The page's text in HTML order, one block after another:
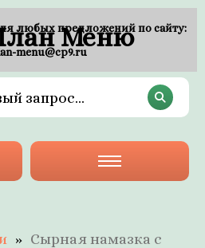
Меню
Сырная намазка с
любых предложений по сайту:
menu@cp9.ru